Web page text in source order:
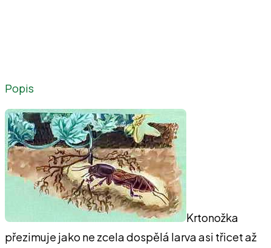
Popis
Krtonožka
přezimuje jako ne zcela dospělá larva asi třicet až